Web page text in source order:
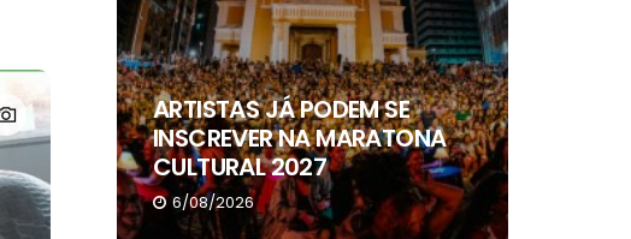
ARTISTAS JÁ PODEM SE
INSCREVER NA MARATONA
CULTURAL 2027
6/08/2026